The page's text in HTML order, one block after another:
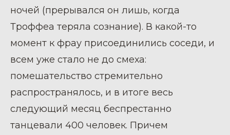
ночей (прерывался он лишь, когда
Троффеа теряла сознание). В какой-то
момент к фрау присоединились соседи, и
всем уже стало не до смеха:
помешательство стремительно
распространялось, и в итоге весь
следующий месяц беспрестанно
танцевали 400 человек. Причем